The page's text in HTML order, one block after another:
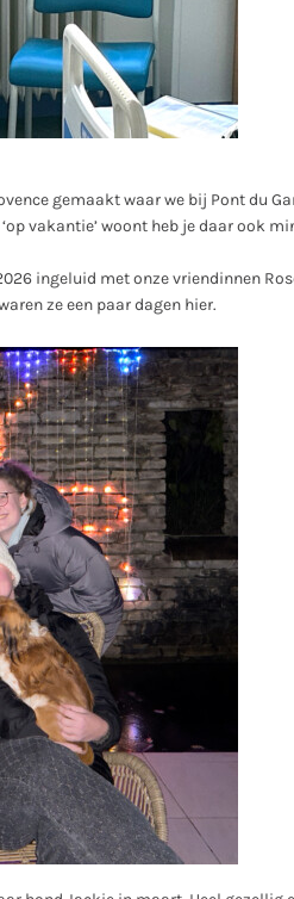
gemaakt waar we bij Pont du
vakantie’ woont heb je daar ook
ingeluid met onze vriendinnen
ze een paar dagen hier.